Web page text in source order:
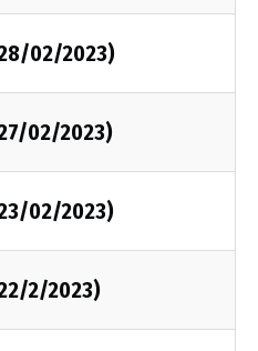
02/2023)
02/2023)
02/2023)
2/2023)